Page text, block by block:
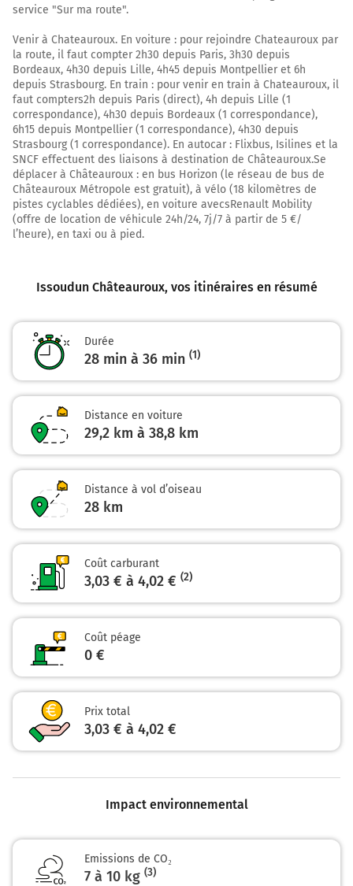
d'Issoudun) et continuer sur 140 mètres
Tourner légèrement à gauche sur D151 (Avenue du
Général de Gaulle) et continuer sur 1 kilomètre
Route de Paris
26,6 km
Au rond-point, prendre la 2ème sortie sur D151 (Avenue
Marcel Lemoine) et continuer sur 450 mètres
27,5 km
La Fayette) et continuer sur 180 mètres
28,0 km
Au rond-point, prendre la 3ème sortie sur N143 D151
(Place Gambetta) et continuer sur 450 mètres
Au rond-point, prendre la 2ème sortie sur Rue de la
République et continuer sur 240 mètres
28,6 km
Tourner à gauche sur Avenue Charles de Gaulle et
continuer sur 180 mètres
28,8 km
mètres
29,0 km
0h28 Châteauroux
service "Sur ma route".
Venir à Chateauroux. En voiture : pour rejoindre Chateauroux par
la route, il faut compter 2h30 depuis Paris, 3h30 depuis
Bordeaux, 4h30 depuis Lille, 4h45 depuis Montpellier et 6h
depuis Strasbourg. En train : pour venir en train à Chateauroux, il
faut compters2h depuis Paris (direct), 4h depuis Lille (1
correspondance), 4h30 depuis Bordeaux (1 correspondance),
6h15 depuis Montpellier (1 correspondance), 4h30 depuis
Strasbourg (1 correspondance). En autocar : Flixbus, Isilines et la
SNCF effectuent des liaisons à destination de Châteauroux.Se
déplacer à Châteauroux : en bus Horizon (le réseau de bus de
Châteauroux Métropole est gratuit), à vélo (18 kilomètres de
pistes cyclables dédiées), en voiture avecsRenault Mobility
(offre de location de véhicule 24h/24, 7j/7 à partir de 5 €/
l’heure), en taxi ou à pied.
Issoudun Châteauroux, vos itinéraires en résumé
Durée
28 min à 36 min (1)
Distance en voiture
29,2 km à 38,8 km
Distance à vol d’oiseau
28 km
Coût carburant
3,03 € à 4,02 € (2)
Coût péage
0 €
Prix total
3,03 € à 4,02 €
Impact environnemental
Emissions de CO₂
7 à 10 kg (3)